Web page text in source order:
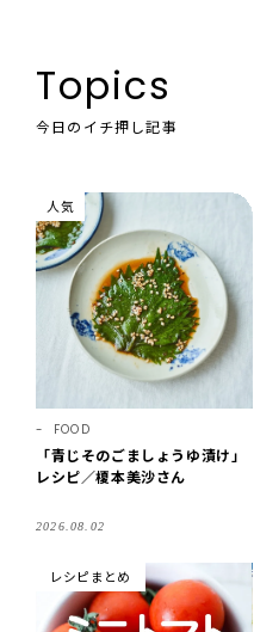
Topics
今日のイチ押し記事
人気
FOOD
「青じそのごましょうゆ漬け」
レシピ／榎本美沙さん
2026.08.02
レシピまとめ